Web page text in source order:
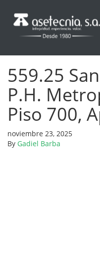
559.25
P.H.
Piso 700,
noviembre 23, 2025
By Gadiel Barba